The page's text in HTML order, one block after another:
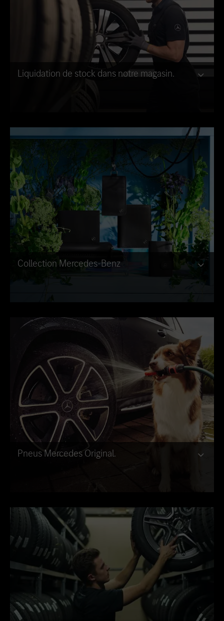
Liquidation de stock dans notre magasin.
Collection Mercedes-Benz
Pneus Mercedes Original.